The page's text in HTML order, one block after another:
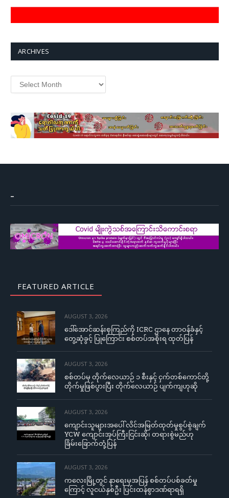
ARCHIVES
Archives
–
FEATURED ARTICLE
AUGUST 3, 2026
ဒေါ်အောင်ဆန်းစုကြည်ကို ICRC ဌာနေ တာဝန်ခံနှင့်
တွေ့ဆုံခွင့် ပြုကြောင်း စစ်တပ်အစိုးရ ထုတ်ပြန်
AUGUST 3, 2026
စစ်တပ်မှ တိုက်လေယာဉ် ၁ စီးနှင့် ငှက်တစ်ကောင်တို့
တိုက်မှုဖြစ်ပွားပြီး တိုက်လေယာဉ် ပျက်ကျဟုဆို
AUGUST 3, 2026
ကျောင်းသူများအပေါ် လိင်အမြတ်ထုတ်မှုစွပ်စွဲချက်
YCW ကျောင်းအုပ်ကြီးငြင်းဆို၊ တရားစွဲမည်ဟု
ခြိမ်းခြောက်တုံ့ပြန်
AUGUST 3, 2026
ကလေးမြို့တွင် နာရေးမှအပြန် စစ်တပ်ပစ်ခတ်မှု
ကြောင့် လူငယ်နှစ်ဦး ပြင်းထန်စွာဒဏ်ရာရရှိ